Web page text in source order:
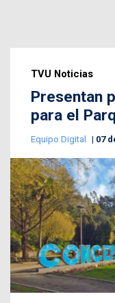
TVU Noticias
Presentan
para el
Equipo Digital 07